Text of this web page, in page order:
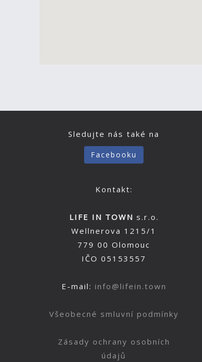
Sledujte nás také na
Facebooku
Kontakt:
LIFE IN TOWN s.r.o.
Wellnerova 1215/1
779 00 Olomouc
IČO 05153557
E-mail: info@lifein.town
Všeobecné smluvní podmínky
Zásady ochrany osobních
údajů